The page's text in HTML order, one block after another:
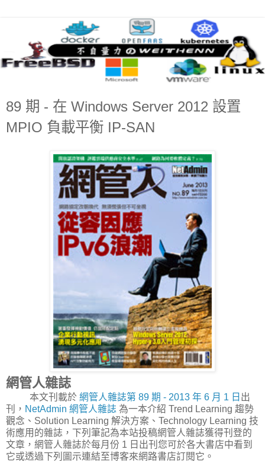
89 期 - 在 Windows Server 2012 設置
MPIO 負載平衡 IP-SAN
網管人雜誌
本文刊載於 網管人雜誌第 89 期 - 2013 年 6 月 1 日 出
刊， NetAdmin 網管人雜誌 為一本介紹 Trend Learning 趨勢
觀念、Solution Learning 解決方案、Technology Learning 技
術應用的雜誌，下列筆記為本站投稿網管人雜誌獲得刊登的
文章，網管人雜誌於每月份 1 日出刊您可於各大書店中看到
它或透過下列圖示連結至博客來網路書店訂閱它。